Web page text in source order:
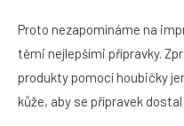
Proto nezapomínáme na
těmi nejlepšími přípravky.
produkty pomocí houbičky
kůže, aby se přípravek